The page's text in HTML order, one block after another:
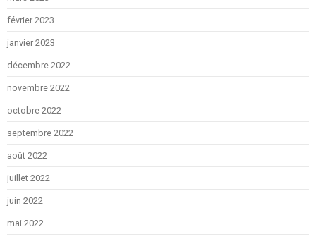
février 2023
janvier 2023
décembre 2022
novembre 2022
octobre 2022
septembre 2022
août 2022
juillet 2022
juin 2022
mai 2022